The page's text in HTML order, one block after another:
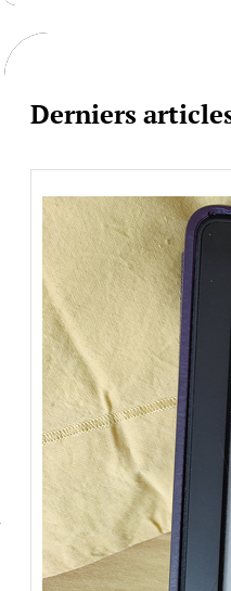
h
Derniers
Je bouquine
Sans grande
replongé dans
« Roy Grace »…